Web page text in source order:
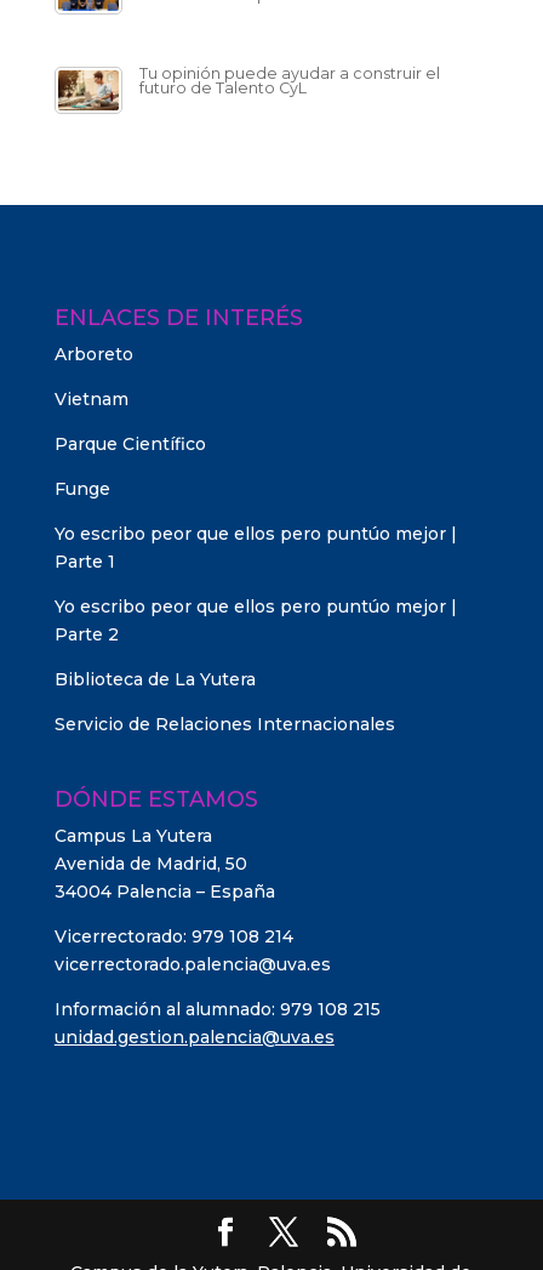
Tu opinión puede ayudar a construir el
futuro de Talento CyL
ENLACES DE INTERÉS
Arboreto
Vietnam
Parque Científico
Funge
Yo escribo peor que ellos pero puntúo mejor |
Parte 1
Yo escribo peor que ellos pero puntúo mejor |
Parte 2
Biblioteca de La Yutera
Servicio de Relaciones Internacionales
DÓNDE ESTAMOS
Campus La Yutera
Avenida de Madrid, 50
34004 Palencia – España
Vicerrectorado: 979 108 214
vicerrectorado.palencia@uva.es
Información al alumnado: 979 108 215
unidad.gestion.palencia@uva.es